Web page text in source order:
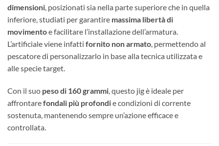
dimensioni, posizionati sia nella parte superiore che in quella
inferiore, studiati per garantire massima libertà di
movimentoe facilitare l’installazione dell’armatura.
L’artificiale viene infatti fornito non armato, permettendo al
pescatore di personalizzarlo in base alla tecnica utilizzata e
alle specie target.
Con il suo peso di 160 grammi , questo jig è ideale per
affrontarefondali più profondie condizioni di corrente
sostenuta, mantenendo sempre un’azione efficace e
controllata.